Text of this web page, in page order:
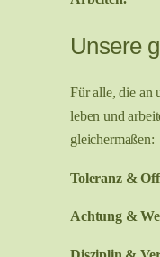
Unsere
Für alle, die an
leben und
gleichermaßen:
Toleranz &
Achtung &